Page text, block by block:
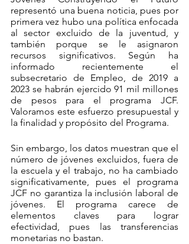
representó una buena noticia, pues por
primera vez hubo una política enfocada
al sector excluido de la juventud, y
también porque se le asignaron
recursos significativos. Según ha
informado recientemente el
subsecretario de Empleo, de 2019 a
2023 se habrán ejercido 91 mil millones
de pesos para el programa JCF.
Valoramos este esfuerzo presupuestal y
la finalidad y propósito del Programa.
Sin embargo, los datos muestran que el
número de jóvenes excluidos, fuera de
la escuela y el trabajo, no ha cambiado
significativamente, pues el programa
JCF no garantiza la inclusión laboral de
jóvenes. El programa carece de
elementos claves para lograr
efectividad, pues las transferencias
monetarias no bastan.